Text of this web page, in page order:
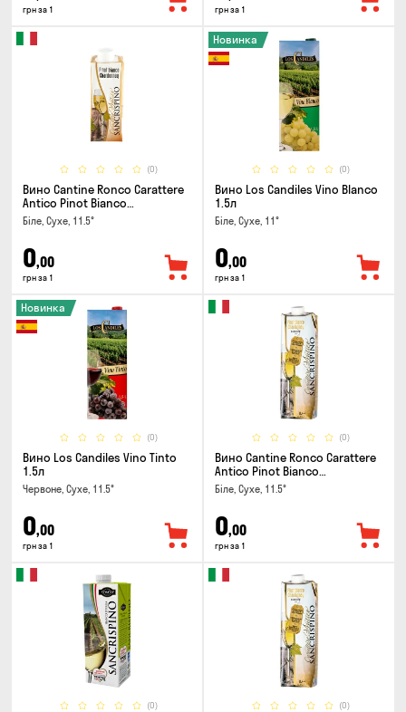
грн за 1 грн за 1
(0)
Вино Cantine Ronco Carattere
Antico Pinot Bianco
Chardonnay Rubicone IGT 0.25л
Біле, Сухе, 11.5°
0,00
грн за 1
(0)
Новинка
Вино Los Candiles Vino Blanco
1.5л
Біле, Сухе, 11°
0,00
грн за 1
(0)
Новинка
Вино Los Candiles Vino Tinto
1.5л
Червоне, Сухе, 11.5°
0,00
грн за 1
(0)
Вино Cantine Ronco Carattere
Antico Pinot Bianco
Chardonnay Rubicone IGT 1л
Біле, Сухе, 11.5°
0,00
грн за 1
(0) (0)